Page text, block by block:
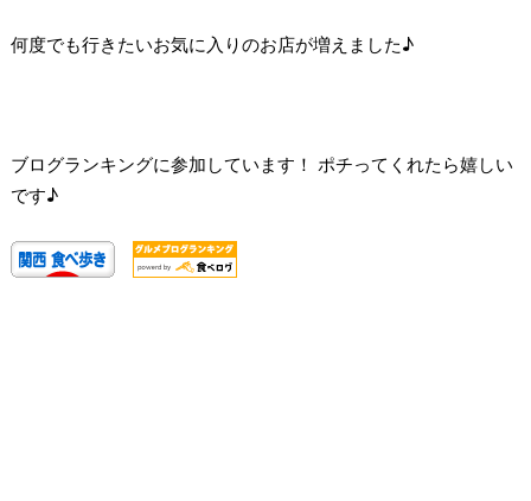
何度でも行きたいお気に入りのお店が増えました♪
ブログランキングに参加しています！ ポチってくれたら嬉しい
です♪